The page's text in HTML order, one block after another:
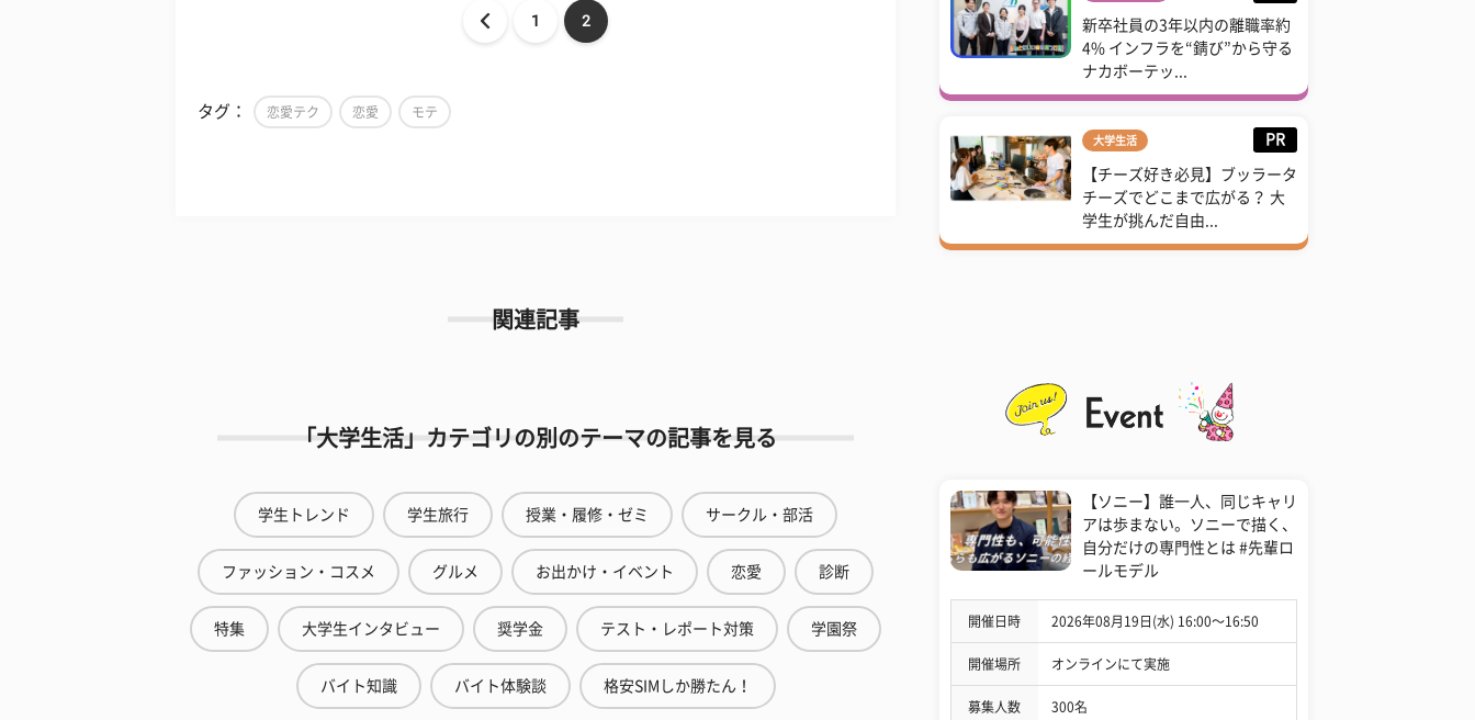
1 2
タグ： 恋愛テク 恋愛 モテ
関連記事
「大学生活」カテゴリの別のテーマの記事を見る
学生トレンド 学生旅行 授業・履修・ゼミ サークル・部活
ファッション・コスメ グルメ お出かけ・イベント 恋愛 診断
特集 大学生インタビュー 奨学金 テスト・レポート対策 学園祭
バイト知識 バイト体験談 格安SIMしか勝たん！
新卒社員の3年以内の離職率約
4% インフラを“錆び”から守る
ナカボーテッ...
大学生活 PR
【チーズ好き必見】ブッラータ
チーズでどこまで広がる？ 大
学生が挑んだ自由...
【ソニー】誰一人、同じキャリ
アは歩まない。ソニーで描く、
自分だけの専門性とは #先輩ロ
ールモデル
開催日時 2026年08月19日(水) 16:00〜16:50
開催場所 オンラインにて実施
募集人数 300名